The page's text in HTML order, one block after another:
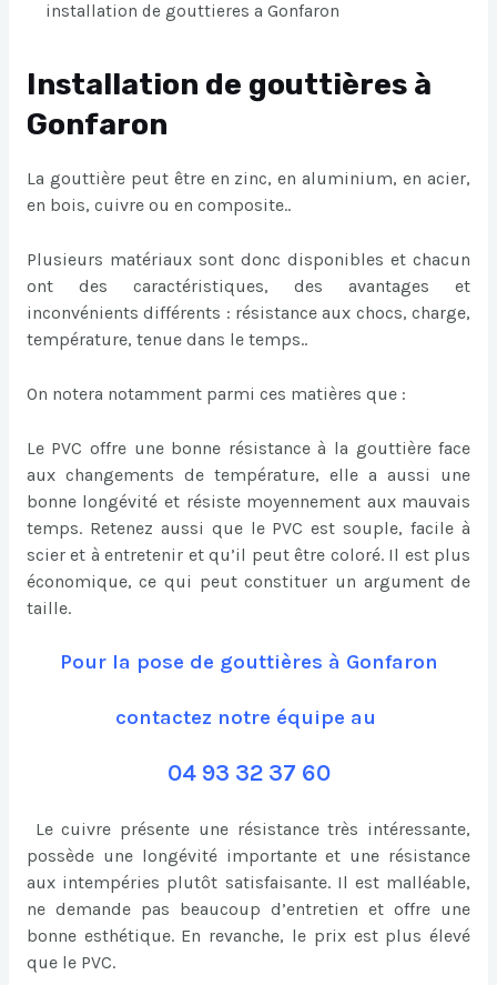
installation de gouttieres a Gonfaron
Installation de gouttières à
Gonfaron
La gouttière peut être en zinc, en aluminium, en acier,
en bois, cuivre ou en composite..
Plusieurs matériaux sont donc disponibles et chacun
ont des caractéristiques, des avantages et
inconvénients différents : résistance aux chocs, charge,
température, tenue dans le temps..
On notera notamment parmi ces matières que :
Le PVC offre une bonne résistance à la gouttière face
aux changements de température, elle a aussi une
bonne longévité et résiste moyennement aux mauvais
temps. Retenez aussi que le PVC est souple, facile à
scier et à entretenir et qu’il peut être coloré. Il est plus
économique, ce qui peut constituer un argument de
taille.
Pour la pose de gouttières à Gonfaron
contactez notre équipe au
04 93 32 37 60
Le cuivre présente une résistance très intéressante,
possède une longévité importante et une résistance
aux intempéries plutôt satisfaisante. Il est malléable,
ne demande pas beaucoup d’entretien et offre une
bonne esthétique. En revanche, le prix est plus élevé
que le PVC.